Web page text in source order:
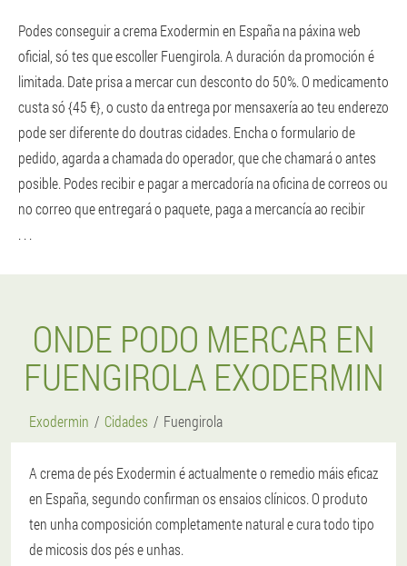
Podes conseguir a crema Exodermin en España na páxina web
oficial, só tes que escoller Fuengirola. A duración da promoción é
limitada. Date prisa a mercar cun desconto do 50%. O medicamento
custa só {45 €}, o custo da entrega por mensaxería ao teu enderezo
pode ser diferente do doutras cidades. Encha o formulario de
pedido, agarda a chamada do operador, que che chamará o antes
posible. Podes recibir e pagar a mercadoría na oficina de correos ou
no correo que entregará o paquete, paga a mercancía ao recibir
. . .
ONDE PODO MERCAR EN
FUENGIROLA EXODERMIN
Exodermin Cidades Fuengirola
A crema de pés Exodermin é actualmente o remedio máis eficaz
en España, segundo confirman os ensaios clínicos. O produto
ten unha composición completamente natural e cura todo tipo
de micosis dos pés e unhas.